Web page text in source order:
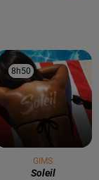
8h50
8h50
GIMS
Soleil